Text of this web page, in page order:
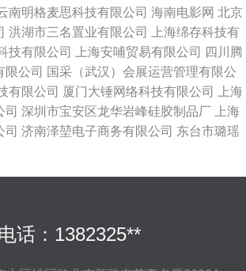
南明格麦思科技有限公司 海南电影网 北京
洪湖市三名置业有限公司
上海绵存科技有
技有限公司 上海安哺贸易有限公司
四川腾
限公司 国采（武汉）会展运营管理有限公
有限公司 厦门大锤网络科技有限公司
上海
司 深圳市宝安区龙华岩峰硅胶制品厂
上海
司 济南泽堃电子商务有限公司 东台市璐瑶
话：1382325**